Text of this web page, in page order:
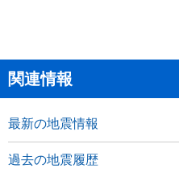
関連情報
最新の地震情報
過去の地震履歴